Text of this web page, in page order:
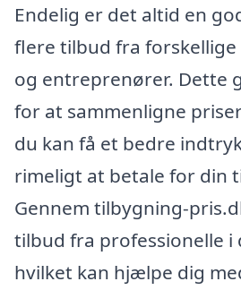
Endelig er det altid en
flere tilbud fra
og entreprenører. Dette
for at sammenligne
du kan få et bedre
rimeligt at betale for din
Gennem tilbygning-
tilbud fra professionelle i
hvilket kan hjælpe dig